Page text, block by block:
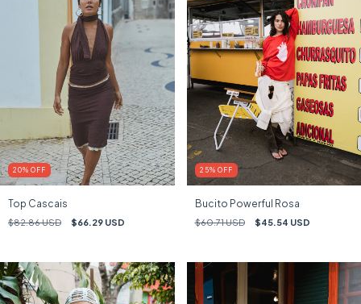
20% OFF
Top Cascais
$82.86 USD $66.29 USD
25% OFF
Bucito Powerful Rosa
$60.71 USD $45.54 USD